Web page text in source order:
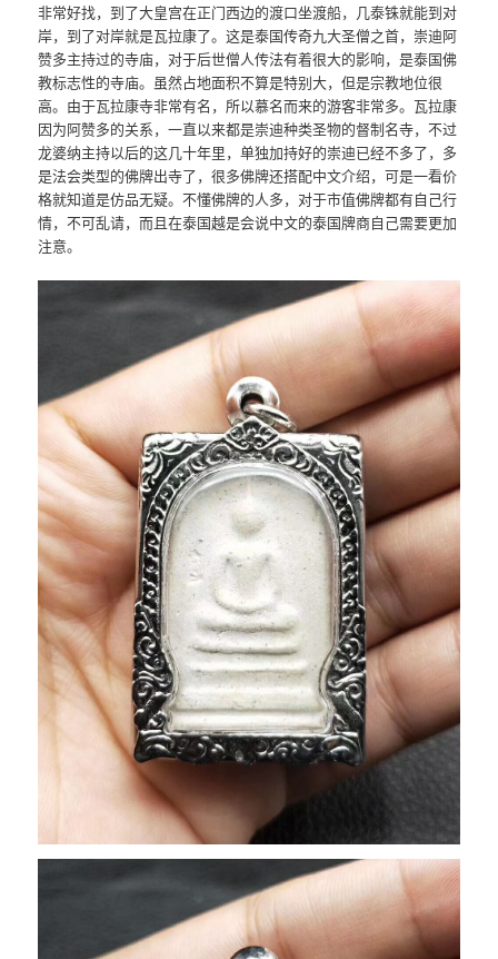
非常好找，到了大皇宫在正门西边的渡口坐渡船，几泰铢就能到对
岸，到了对岸就是瓦拉康了。这是泰国传奇九大圣僧之首，崇迪阿
赞多主持过的寺庙，对于后世僧人传法有着很大的影响，是泰国佛
教标志性的寺庙。虽然占地面积不算是特别大，但是宗教地位很
高。由于瓦拉康寺非常有名，所以慕名而来的游客非常多。瓦拉康
因为阿赞多的关系，一直以来都是崇迪种类圣物的督制名寺，不过
龙婆纳主持以后的这几十年里，单独加持好的崇迪已经不多了，多
是法会类型的佛牌出寺了，很多佛牌还搭配中文介绍，可是一看价
格就知道是仿品无疑。不懂佛牌的人多，对于市值佛牌都有自己行
情，不可乱请，而且在泰国越是会说中文的泰国牌商自己需要更加
注意。